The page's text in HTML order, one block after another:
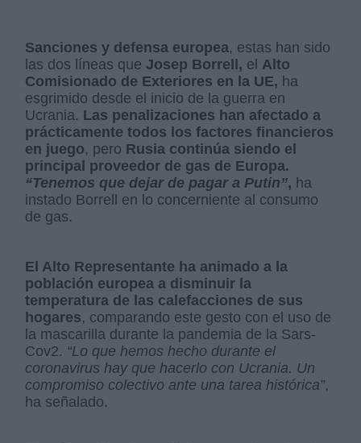
Sanciones y defensa europea, estas han sido
las dos líneas que Josep Borrell, el Alto
Comisionado de Exteriores en la UE, ha
esgrimido desde el inicio de la guerra en
Ucrania. Las penalizaciones han afectado a
prácticamente todos los factores financieros
en juego, pero Rusia continúa siendo el
principal proveedor de gas de Europa.
“Tenemos que dejar de pagar a Putin”, ha
instado Borrell en lo concerniente al consumo
de gas.
El Alto Representante ha animado a la
población europea a disminuir la
temperatura de las calefacciones de sus
hogares, comparando este gesto con el uso de
la mascarilla durante la pandemia de la Sars-
Cov2. “Lo que hemos hecho durante el
coronavirus hay que hacerlo con Ucrania. Un
compromiso colectivo ante una tarea histórica”,
ha señalado.